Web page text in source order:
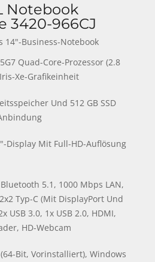
Notebook
3420-966CJ
14"-Business-Notebook
Quad-Core-Prozessor (2.8
Xe-Grafikeinheit
Und 512 GB SSD
Display Mit Full-HD-Auflösung
5.1, 1000 Mbps LAN,
Typ-C (mit DisplayPort Und
USB 3.0, 1x USB 2.0, HDMI,
HD-Webcam
Bit, Vorinstalliert), Windows